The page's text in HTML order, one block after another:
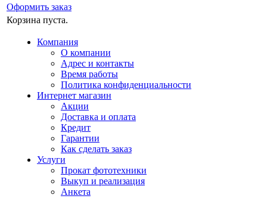
Оформить заказ
Корзина пуста.
Компания
О компании
Адрес и контакты
Время работы
Политика конфиденциальности
Интернет магазин
Акции
Доставка и оплата
Кредит
Гарантии
Как сделать заказ
Услуги
Прокат фототехники
Выкуп и реализация
Анкета